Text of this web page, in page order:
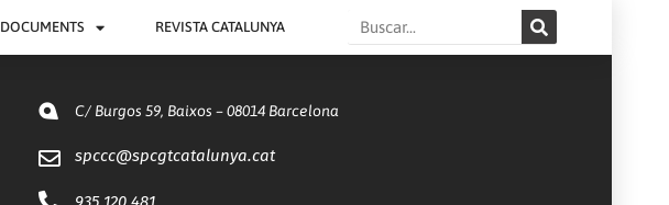
DOCUMENTS REVISTA CATALUNYA Search
C/ Burgos 59, Baixos – 08014 Barcelona
spccc@spcgtcatalunya.cat